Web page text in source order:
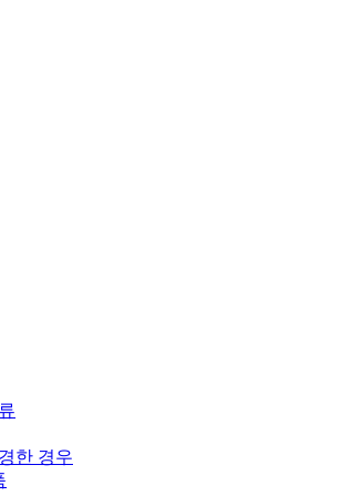
한 경우